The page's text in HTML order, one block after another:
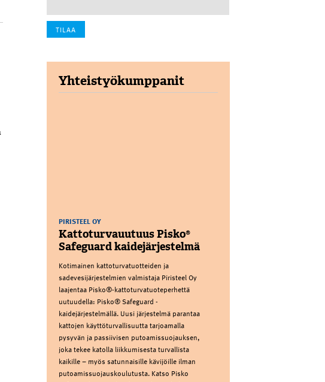
Yhteistyökumppanit
PIRISTEEL OY
Kattoturvauutuus Pisko®
Safeguard kaidejärjestelmä
Kotimainen kattoturvatuotteiden ja
sadevesijärjestelmien valmistaja Piristeel Oy
laajentaa Pisko®-kattoturvatuoteperhettä
uutuudella: Pisko® Safeguard -
kaidejärjestelmällä. Uusi järjestelmä parantaa
kattojen käyttöturvallisuutta tarjoamalla
pysyvän ja passiivisen putoamissuojauksen,
joka tekee katolla liikkumisesta turvallista
kaikille – myös satunnaisille kävijöille ilman
putoamissuojauskoulutusta. Katso Pisko